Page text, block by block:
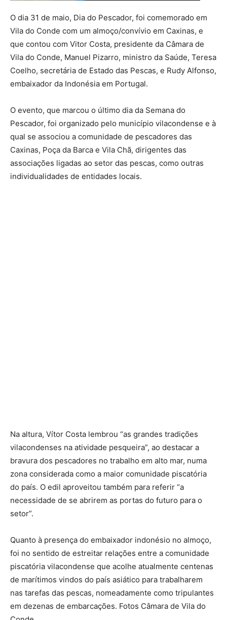
O dia 31 de maio, Dia do Pescador, foi comemorado em
Vila do Conde com um almoço/convívio em Caxinas, e
que contou com Vitor Costa, presidente da Câmara de
Vila do Conde, Manuel Pizarro, ministro da Saúde, Teresa
Coelho, secretária de Estado das Pescas, e Rudy Alfonso,
embaixador da Indonésia em Portugal.
O evento, que marcou o último dia da Semana do
Pescador, foi organizado pelo município vilacondense e à
qual se associou a comunidade de pescadores das
Caxinas, Poça da Barca e Vila Chã, dirigentes das
associações ligadas ao setor das pescas, como outras
individualidades de entidades locais.
Na altura, Vítor Costa lembrou “as grandes tradições
vilacondenses na atividade pesqueira”, ao destacar a
bravura dos pescadores no trabalho em alto mar, numa
zona considerada como a maior comunidade piscatória
do país. O edil aproveitou também para referir “a
necessidade de se abrirem as portas do futuro para o
setor”.
Quanto à presença do embaixador indonésio no almoço,
foi no sentido de estreitar relações entre a comunidade
piscatória vilacondense que acolhe atualmente centenas
de marítimos vindos do país asiático para trabalharem
nas tarefas das pescas, nomeadamente como tripulantes
em dezenas de embarcações. Fotos Câmara de Vila do